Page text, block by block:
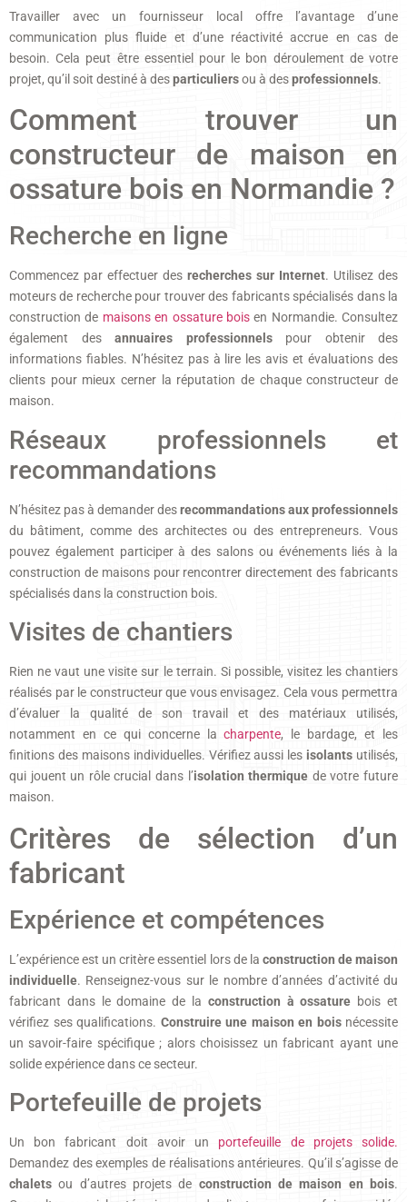
Travailler avec un fournisseur local offre l’avantage d’une
communication plus fluide et d’une réactivité accrue en cas de
besoin. Cela peut être essentiel pour le bon déroulement de votre
projet, qu’il soit destiné à desparticuliersou à desprofessionnels.
Comment trouver un
constructeur de maison en
ossature bois en Normandie ?
Recherche en ligne
Commencez par effectuer des recherches sur Internet. Utilisez des
moteurs de recherche pour trouver des fabricants spécialisés dans la
construction de maisons en ossature boisen Normandie. Consultez
également des annuaires professionnelspour obtenir des
informations fiables. N’hésitez pas à lire les avis et évaluations des
clients pour mieux cerner la réputation de chaque constructeur de
maison.
Réseaux professionnels et
recommandations
N’hésitez pas à demander desrecommandations aux professionnels
du bâtiment, comme des architectes ou des entrepreneurs. Vous
pouvez également participer à des salons ou événements liés à la
construction de maisons pour rencontrer directement des fabricants
spécialisés dans la construction bois.
Visites de chantiers
Rien ne vaut une visite sur le terrain. Si possible, visitez les chantiers
réalisés par le constructeur que vous envisagez. Cela vous permettra
d’évaluer la qualité de son travail et des matériaux utilisés,
notamment en ce qui concerne lacharpente, le bardage, et les
finitions des maisons individuelles. Vérifiez aussi lesisolants utilisés,
qui jouent un rôle crucial dans l’isolation thermique de votre future
maison.
Critères de sélection d’un
fabricant
Expérience et compétences
L’expérience est un critère essentiel lors de la construction de maison
individuelle. Renseignez-vous sur le nombre d’années d’activité du
fabricant dans le domaine de la construction à ossature bois et
vérifiez ses qualifications. Construire une maison en boisnécessite
un savoir-faire spécifique ; alors choisissez un fabricant ayant une
solide expérience dans ce secteur.
Portefeuille de projets
Un bon fabricant doit avoir un portefeuille de projets solide.
Demandez des exemples de réalisations antérieures. Qu’il s’agisse de
chalets ou d’autres projets de construction de maison en bois.